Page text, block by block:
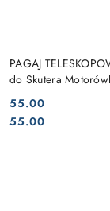
PAGAJ
do Skutera
Cena:
55.00
Cena:
55.00